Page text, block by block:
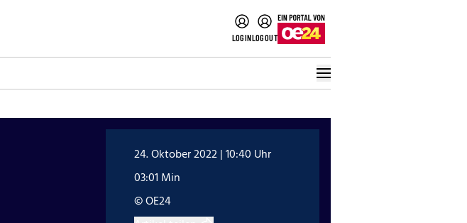
LOGINLOGOUT
24. Oktober 2022 | 10:40 Uhr
03:01 Min
© OE24